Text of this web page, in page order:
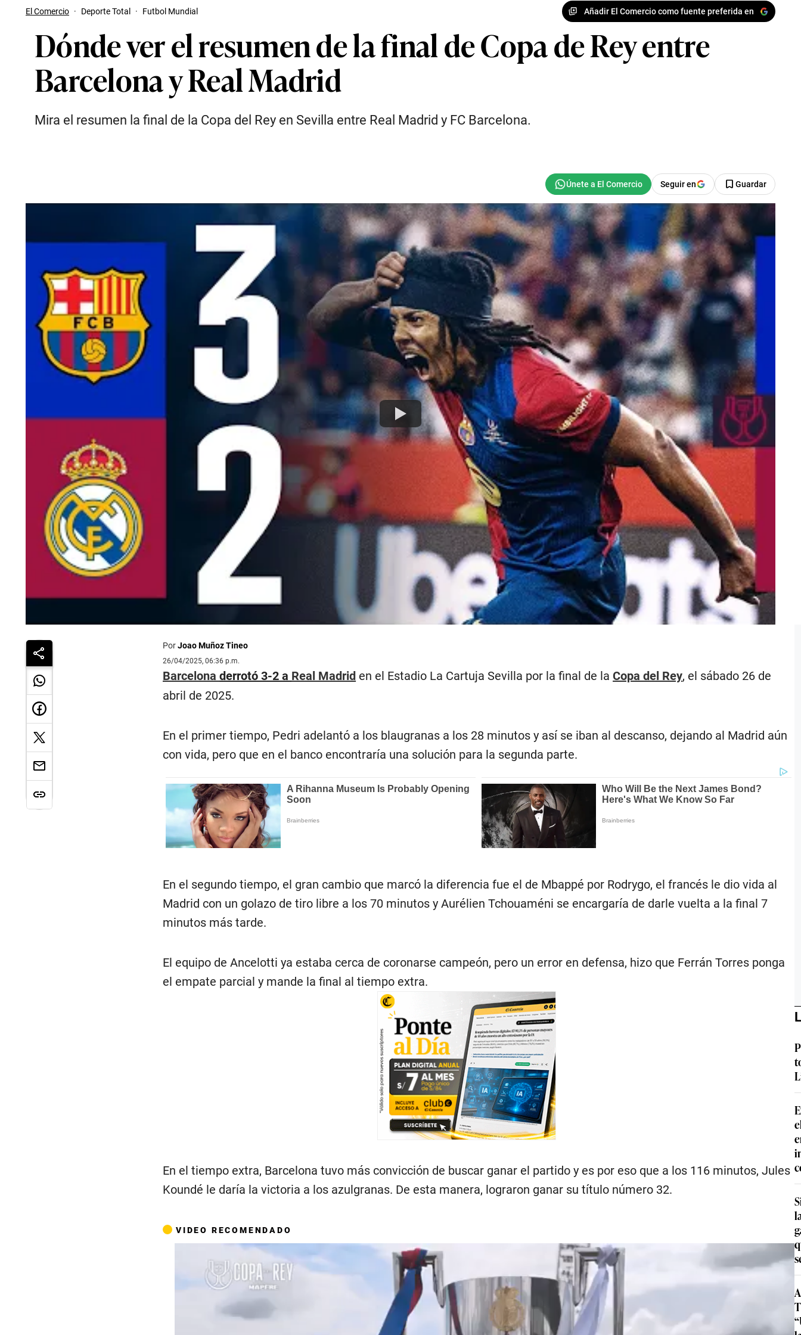
El Comercio · Deporte Total · Futbol Mundial Añadir El Comercio como fuente preferida en
Dónde ver el resumen de la final de Copa de Rey entre
Barcelona y Real Madrid
Mira el resumen la final de la Copa del Rey en Sevilla entre Real Madrid y FC Barcelona.
Seguir en Guardar
PorJoao Muñoz Tineo
26/04/2025, 06:36 p.m.
Barcelonaderrotó 3-2 a Real Madrid en el Estadio La Cartuja Sevilla por la final de laCopa del Rey, el sábado 26 de
abril de 2025.
En el primer tiempo, Pedri adelantó a los blaugranas a los 28 minutos y así se iban al descanso, dejando al Madrid aún
con vida, pero que en el banco encontraría una solución para la segunda parte.
En el segundo tiempo, el gran cambio que marcó la diferencia fue el de Mbappé por Rodrygo, el francés le dio vida al
Madrid con un golazo de tiro libre a los 70 minutos y Aurélien Tchouaméni se encargaría de darle vuelta a la final 7
minutos más tarde.
El equipo de Ancelotti ya estaba cerca de coronarse campeón, pero un error en defensa, hizo que Ferrán Torres ponga
el empate parcial y mande la final al tiempo extra.
En el tiempo extra, Barcelona tuvo más convicción de buscar ganar el partido y es por eso que a los 116 minutos, Jules
Koundé le daría la victoria a los azulgranas. De esta manera, lograron ganar su título número 32.
VIDEO RECOMENDADO